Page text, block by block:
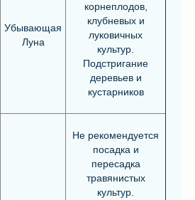
Убывающая
Луна
корнеплодов,
клубневых и
луковичных
культур.
Подстригание
деревьев и
кустарников
Не рекомендуется
посадка и
пересадка
травянистых
культур.